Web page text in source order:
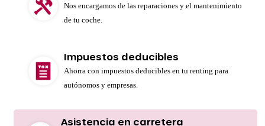
Nos encargamos de las reparaciones y el mantenimiento
de tu coche.
Impuestos deducibles
Ahorra con impuestos deducibles en tu renting para
autónomos y empresas.
Asistencia en carretera